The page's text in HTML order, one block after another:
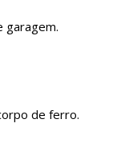
garagem.
de ferro.